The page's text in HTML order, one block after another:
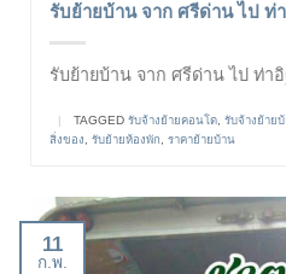
รับย้ายบ้าน จาก ศรีด่าน ไป ท่
รับย้ายบ้าน จาก ศรีด่าน ไป ท่า
TAGGED รับจ้างย้ายคอนโด, รับจ้างย้าย
สิ่งของ, รับย้ายห้องพัก, ราคาย้ายบ้าน
11
ก.พ.